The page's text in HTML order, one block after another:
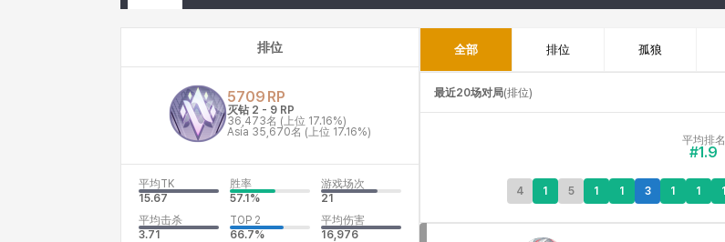
排位
5709 RP
灭钻 2 - 9 RP
36,473名 (上位 17.16%)
Asia 35,670名 (上位 17.16%)
平均TK
15.67
胜率
57.1%
游戏场次
21
平均击杀
3.71
TOP 2
66.7%
平均伤害
16,976
全部 排位 孤狼
最近20场对局(排位)
平均排名
#1.9
4 1 5 1 1 3 1 1 1